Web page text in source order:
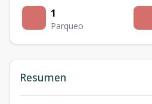
1
Parqueo
Resumen